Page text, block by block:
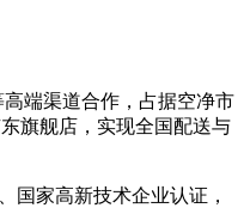
端渠道合作，占据空净市
旗舰店，实现全国配送与
国家高新技术企业认证，